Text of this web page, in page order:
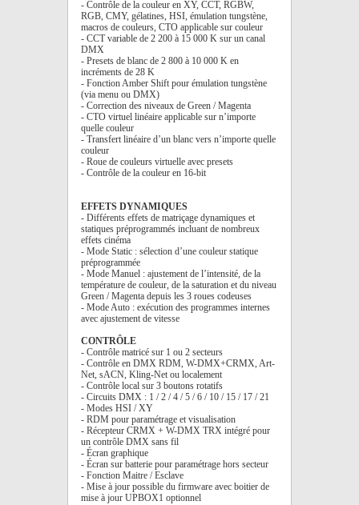
- Contrôle de la couleur en XY, CCT, RGBW,
RGB, CMY, gélatines, HSI, émulation tungstène,
macros de couleurs, CTO applicable sur couleur
- CCT variable de 2 200 à 15 000 K sur un canal
DMX
- Presets de blanc de 2 800 à 10 000 K en
incréments de 28 K
- Fonction Amber Shift pour émulation tungstène
(via menu ou DMX)
- Correction des niveaux de Green / Magenta
- CTO virtuel linéaire applicable sur n’importe
quelle couleur
- Transfert linéaire d’un blanc vers n’importe quelle
couleur
- Roue de couleurs virtuelle avec presets
- Contrôle de la couleur en 16-bit
EFFETS DYNAMIQUES
- Différents effets de matriçage dynamiques et
statiques préprogrammés incluant de nombreux
effets cinéma
- Mode Static : sélection d’une couleur statique
préprogrammée
- Mode Manuel : ajustement de l’intensité, de la
température de couleur, de la saturation et du niveau
Green / Magenta depuis les 3 roues codeuses
- Mode Auto : exécution des programmes internes
avec ajustement de vitesse
CONTRÔLE
- Contrôle matricé sur 1 ou 2 secteurs
- Contrôle en DMX RDM, W-DMX+CRMX, Art-
Net, sACN, Kling-Net ou localement
- Contrôle local sur 3 boutons rotatifs
- Circuits DMX : 1 / 2 / 4 / 5 / 6 / 10 / 15 / 17 / 21
- Modes HSI / XY
- RDM pour paramétrage et visualisation
- Récepteur CRMX + W-DMX TRX intégré pour
un contrôle DMX sans fil
- Écran graphique
- Écran sur batterie pour paramétrage hors secteur
- Fonction Maitre / Esclave
- Mise à jour possible du firmware avec boitier de
mise à jour UPBOX1 optionnel